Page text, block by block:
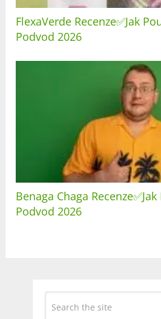
FlexaVerde Recenze✅Jak
Podvod 2026
Benaga Chaga
Podvod 2026